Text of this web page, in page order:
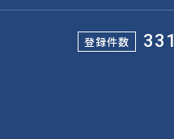
登録件数 331